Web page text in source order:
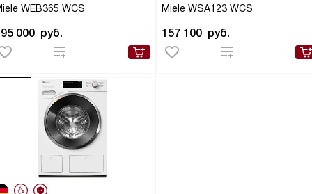
WEB365 WCS
000 руб.
Miele WSA123 WCS
157 100 руб.